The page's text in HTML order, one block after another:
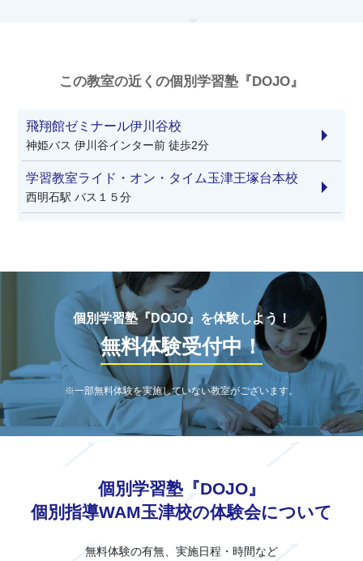
この教室の近くの個別学習塾『DOJO』
飛翔館ゼミナール伊川谷校
神姫バス 伊川谷インター前 徒歩2分
学習教室ライド・オン・タイム玉津王塚台本校
西明石駅 バス１５分
個別学習塾『DOJO』を体験しよう！
無料体験受付中！
※一部無料体験を実施していない教室がございます。
個別学習塾『DOJO』
個別指導WAM玉津校の体験会について
無料体験の有無、実施日程・時間など